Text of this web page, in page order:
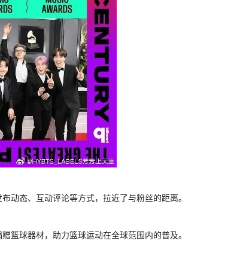
动态、互动评论等方式，拉近了与粉丝的距离。
篮球器材，助力篮球运动在全球范围内的普及。